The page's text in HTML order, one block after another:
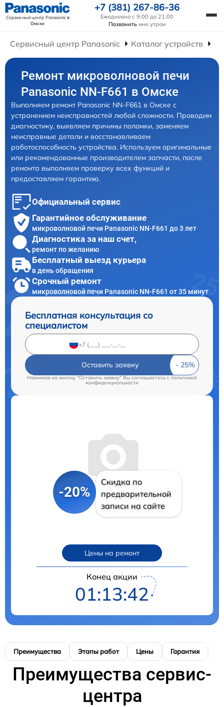
Сервисный центр Panasonicв
Омске
+7 (381) 267-86-36
Ежедневно с 9:00 до 21:00
Позвонить мне утром
Сервисный центр Panasonic Каталог устройств
Ремонт микроволновой печи
Panasonic NN-F661 в Омске
Выполняем ремонт Panasonic NN-F661 в Омске с
устранением неисправностей любой сложности. Проводим
диагностику, выявляем причины поломки, заменяем
неисправные детали и восстанавливаем
работоспособность устройства. Используем оригинальные
или рекомендованные производителем запчасти, после
ремонта выполняем проверку всех функций и
предоставляем гарантию.
Официальный сервис
Гарантийное обслуживание
микроволновой печи Panasonic NN-F661 до 3 лет
Диагностика за наш счет,
ремонт по желанию
Бесплатный выезд курьера
в день обращения
Срочный ремонт
микроволновой печи Panasonic NN-F661 от 35 минут
Бесплатная консультация со
специалистом
Оставить заявку
Нажимая на кнопку "Оставить заявку" Вы соглашаетесь cполитикой
конфиденциальности
-20%
Скидка по
предварительной
записи на сайте
Цены на ремонт
Конец акции
01:13:41
Преимущества Этапы работ Цены Гарантия
Преимущества сервис-
центра